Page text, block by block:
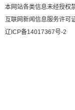
本网站各类信息未经授
互联网新闻信息服务许可
辽ICP备14017367号-2